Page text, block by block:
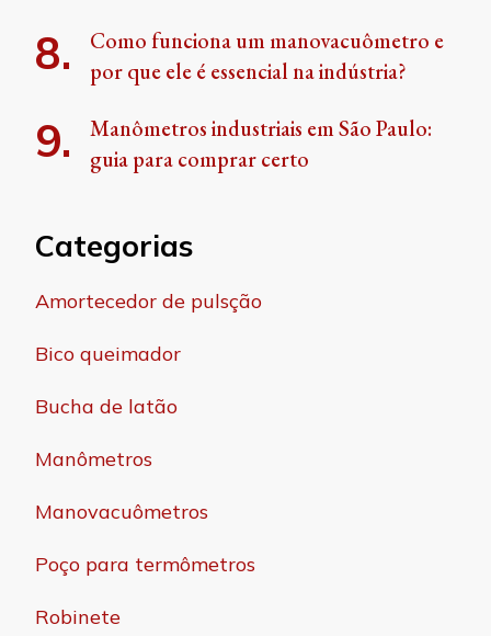
Como funciona um manovacuômetro e
por que ele é essencial na indústria?
Manômetros industriais em São Paulo:
guia para comprar certo
Categorias
Amortecedor de pulsção
Bico queimador
Bucha de latão
Manômetros
Manovacuômetros
Poço para termômetros
Robinete